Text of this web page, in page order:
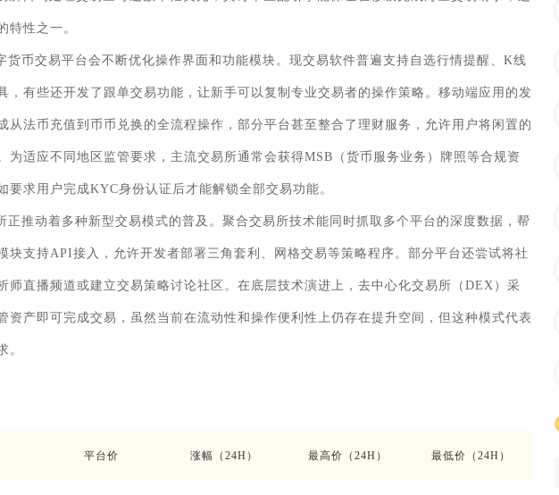
特性之一。
货币交易平台会不断优化操作界面和功能模块。现交易软件普遍支持自选行情提醒、K线
，有些还开发了跟单交易功能，让新手可以复制专业交易者的操作策略。移动端应用的发
从法币充值到币币兑换的全流程操作，部分平台甚至整合了理财服务，允许用户将闲置的
为适应不同地区监管要求，主流交易所通常会获得MSB（货币服务业务）牌照等合规资
要求用户完成KYC身份认证后才能解锁全部交易功能。
正推动着多种新型交易模式的普及。聚合交易所技术能同时抓取多个平台的深度数据，帮
块支持API接入，允许开发者部署三角套利、网格交易等策略程序。部分平台还尝试将社
师直播频道或建立交易策略讨论社区。在底层技术演进上，去中心化交易所（DEX）采
资产即可完成交易，虽然当前在流动性和操作便利性上仍存在提升空间，但这种模式代表
。
平台价 涨幅（24H） 最高价（24H） 最低价（24H）